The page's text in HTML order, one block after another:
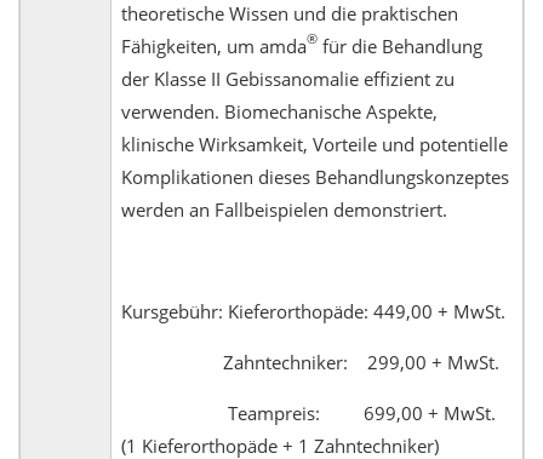
theoretische Wissen und die praktischen
Fähigkeiten, um amda® für die Behandlung
der Klasse II Gebissanomalie effizient zu
verwenden. Biomechanische Aspekte,
klinische Wirksamkeit, Vorteile und potentielle
Komplikationen dieses Behandlungskonzeptes
werden an Fallbeispielen demonstriert.
Kursgebühr: Kieferorthopäde: 449,00 + MwSt.
Zahntechniker: 299,00 + MwSt.
Teampreis: 699,00 + MwSt.
(1 Kieferorthopäde + 1 Zahntechniker)